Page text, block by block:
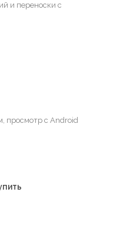
и переноски с
просмотр с Android